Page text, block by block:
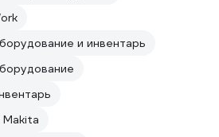
и инвентарь